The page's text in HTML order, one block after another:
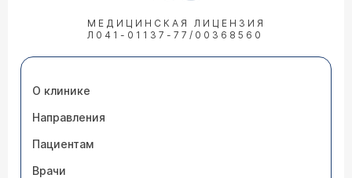
МЕДИЦИНСКАЯ ЛИЦЕНЗИЯ
Л041-01137-77/00368560
О клинике
Направления
Пациентам
Врачи